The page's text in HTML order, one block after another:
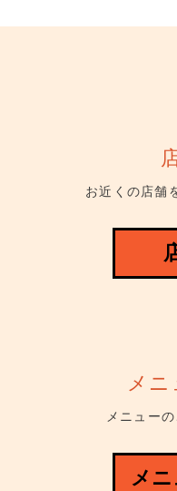
お近くの店舗
メニ
メニュー
メ